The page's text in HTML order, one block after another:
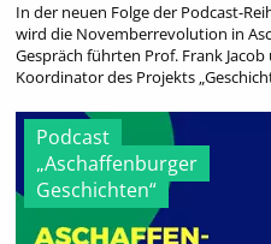
In der neuen Folge der Podcast-
wird die Novemberrevolution in
Gespräch führten Prof. Frank Jacob
Koordinator des Projekts
Podcast
„Aschaffenburger
Geschichten“